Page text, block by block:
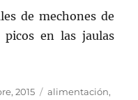
de mechones de
en las jaulas
2015 Categorías
alimentación,